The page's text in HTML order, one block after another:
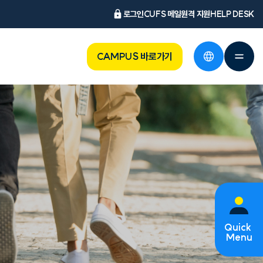
로그인CUFS 메일원격 지원HELP DESK
CAMPUS 바로가기
Quick
Menu